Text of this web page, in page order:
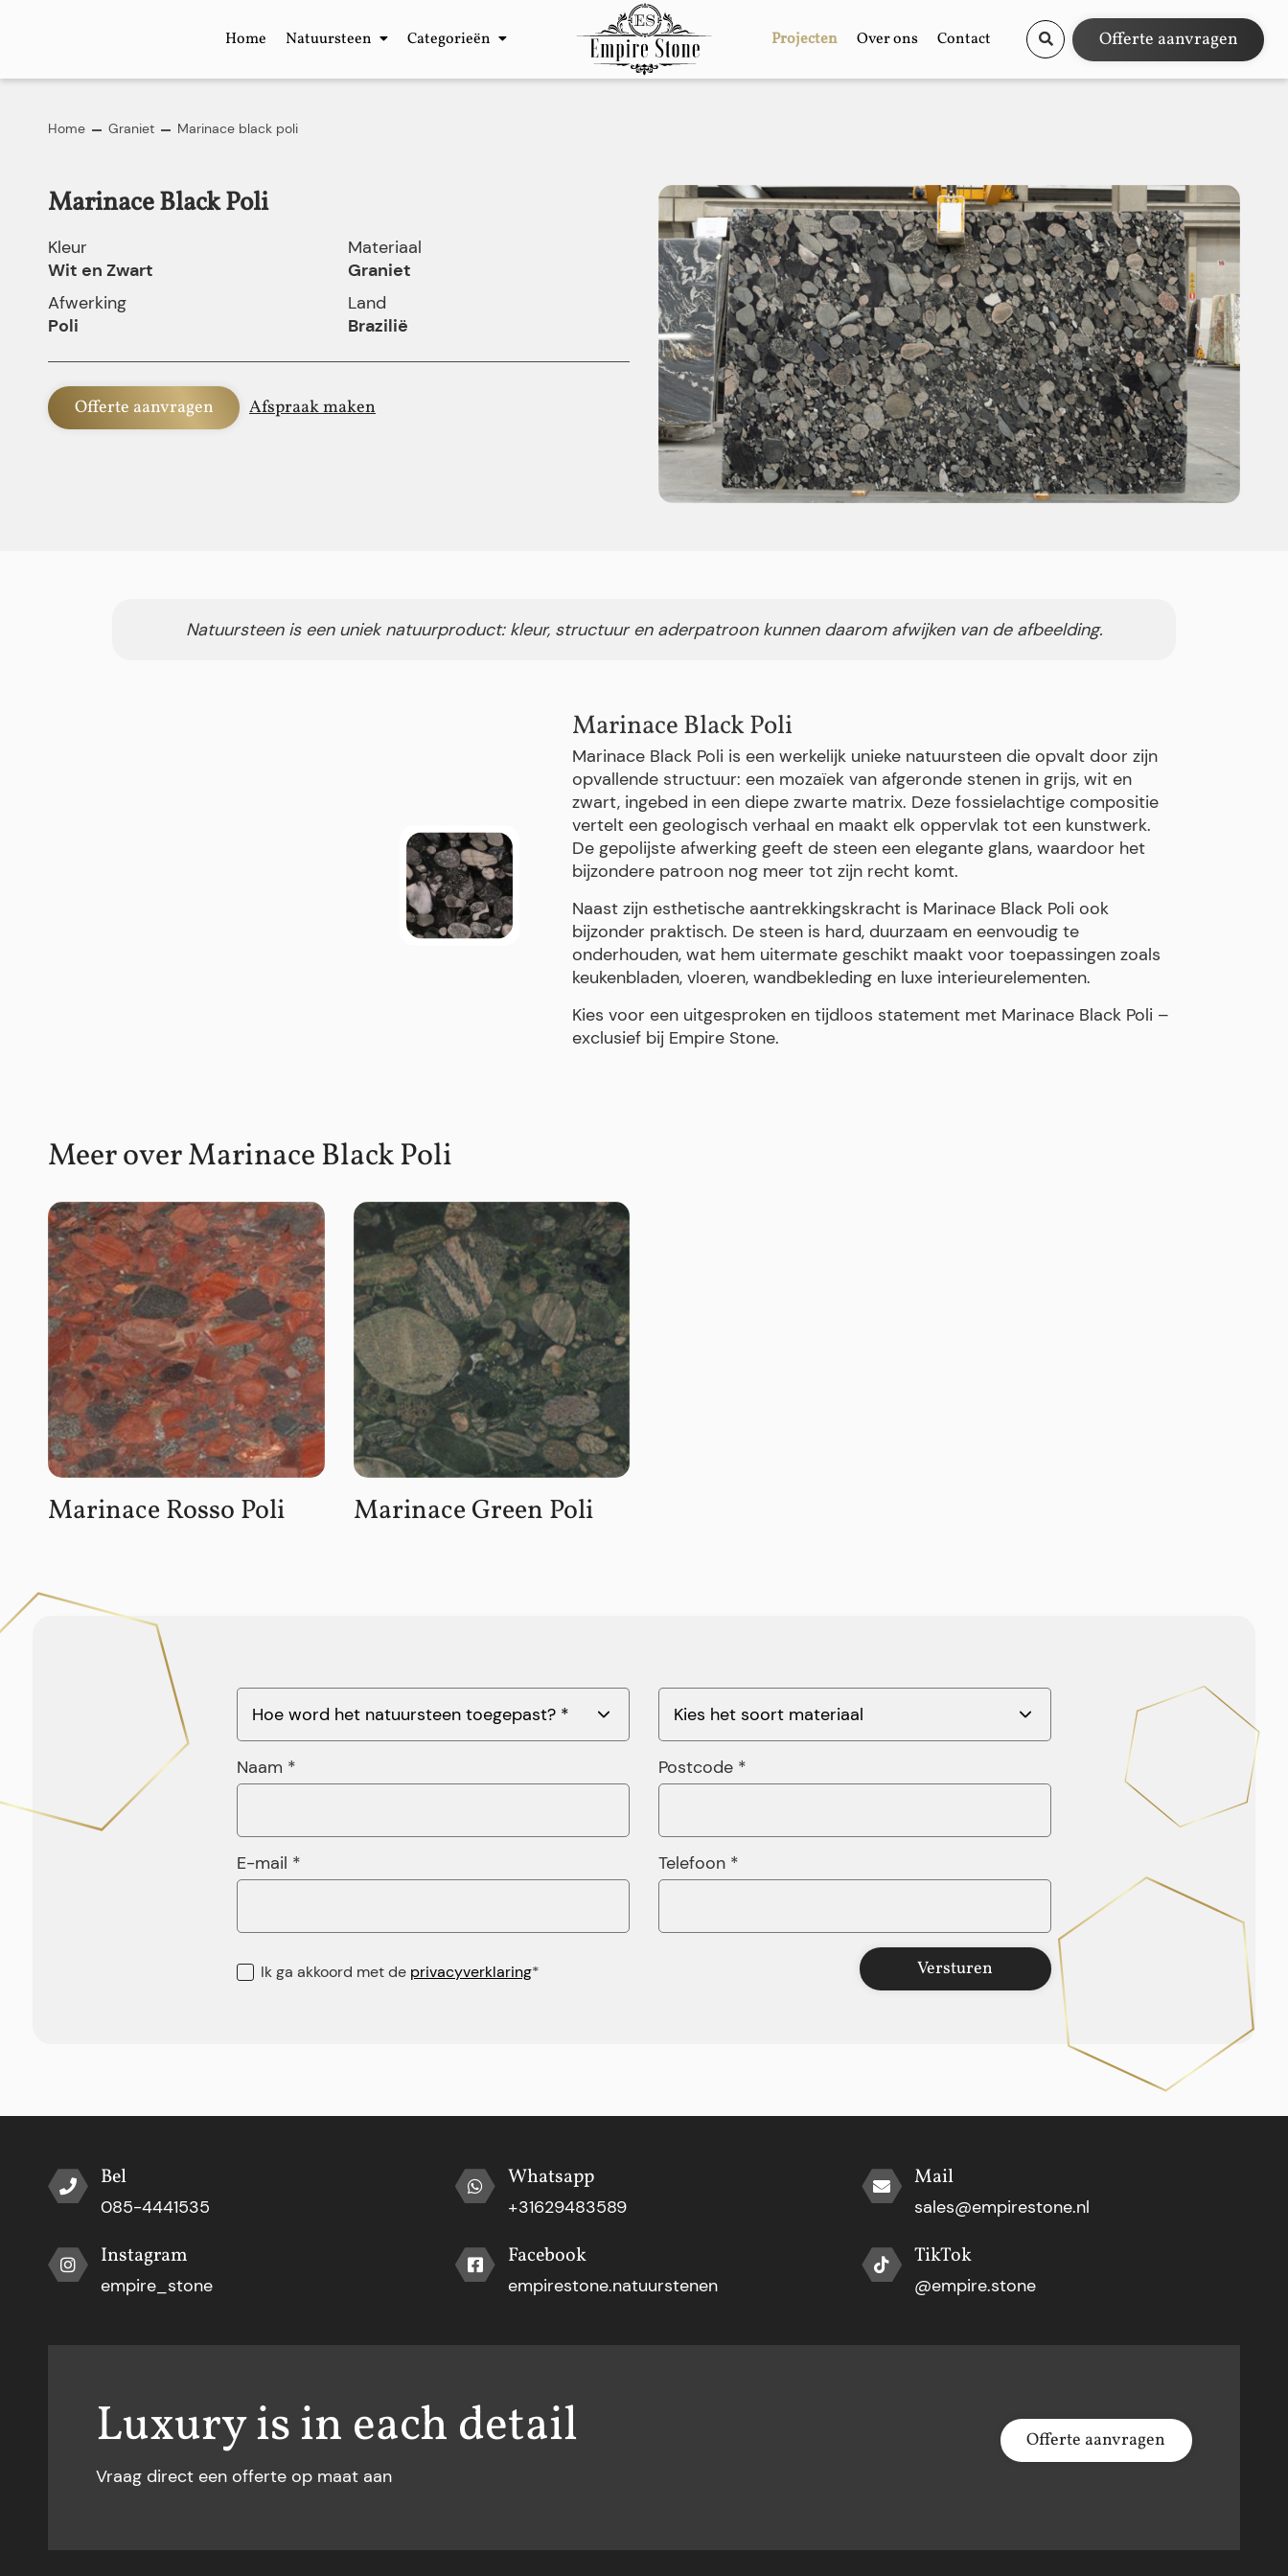
Home Natuursteen Categorieën Projecten Over ons Contact Offerte aanvragen
Home Graniet Marinace black poli
Marinace Black Poli
Kleur
Wit en Zwart
Afwerking
Poli
Materiaal
Graniet
Land
Brazilië
Offerte aanvragen Afspraak maken
Natuursteen is een uniek natuurproduct: kleur, structuur en aderpatroon kunnen daarom afwijken van de afbeelding.
Marinace Black Poli
Marinace Black Poli is een werkelijk unieke natuursteen die opvalt door zijn
opvallende structuur: een mozaïek van afgeronde stenen in grijs, wit en
zwart, ingebed in een diepe zwarte matrix. Deze fossielachtige compositie
vertelt een geologisch verhaal en maakt elk oppervlak tot een kunstwerk.
De gepolijste afwerking geeft de steen een elegante glans, waardoor het
bijzondere patroon nog meer tot zijn recht komt.
Naast zijn esthetische aantrekkingskracht is Marinace Black Poli ook
bijzonder praktisch. De steen is hard, duurzaam en eenvoudig te
onderhouden, wat hem uitermate geschikt maakt voor toepassingen zoals
keukenbladen, vloeren, wandbekleding en luxe interieurelementen.
Kies voor een uitgesproken en tijdloos statement met Marinace Black Poli –
exclusief bij Empire Stone.
Meer over Marinace Black Poli
Marinace Rosso Poli Marinace Green Poli
Naam * Postcode *
E-mail * Telefoon *
Ik ga akkoord met de privacyverklaring* Versturen
Bel
085-4441535
Whatsapp
+31629483589
Mail
sales@empirestone.nl
Instagram
empire_stone
Facebook
empirestone.natuurstenen
TikTok
@empire.stone
Luxury is in each detail
Vraag direct een offerte op maat aan
Offerte aanvragen